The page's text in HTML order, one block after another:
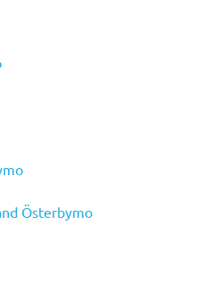
Österbymo